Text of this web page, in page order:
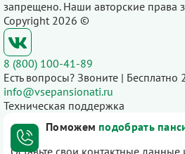
запрещено. Наши авторские права
Copyright 2026 ©
8 (800) 100-41-89
Есть вопросы? Звоните | Бесплатно
info@vsepansionati.ru
Техническая поддержка
Поможем подобрать